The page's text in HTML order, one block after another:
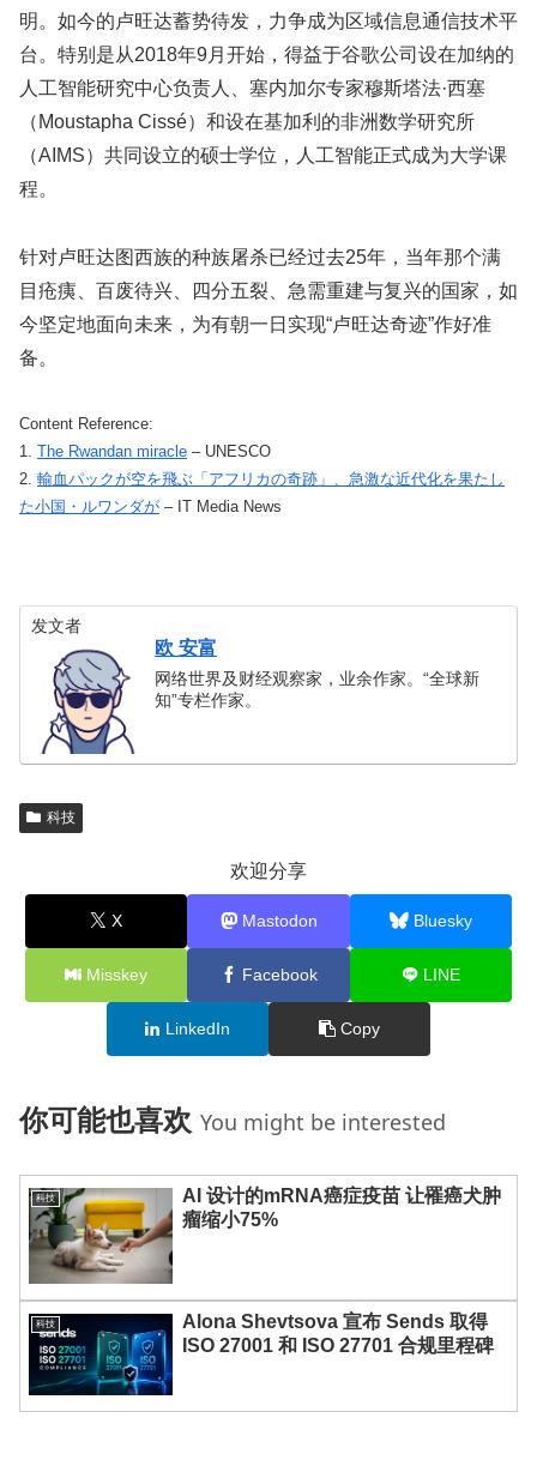
明。如今的卢旺达蓄势待发，力争成为区域信息通信技术平
台。特别是从2018年9月开始，得益于谷歌公司设在加纳的
人工智能研究中心负责人、塞内加尔专家穆斯塔法·西塞
（Moustapha Cissé）和设在基加利的非洲数学研究所
（AIMS）共同设立的硕士学位，人工智能正式成为大学课
程。
针对卢旺达图西族的种族屠杀已经过去25年，当年那个满
目疮痍、百废待兴、四分五裂、急需重建与复兴的国家，如
今坚定地面向未来，为有朝一日实现“卢旺达奇迹”作好准
备。
Content Reference:
1. The Rwandan miracle – UNESCO
2. 輸血パックが空を飛ぶ「アフリカの奇跡」、急激な近代化を果たし
た小国・ルワンダが – IT Media News
发文者
欧 安富
网络世界及财经观察家，业余作家。“全球新
知”专栏作家。
科技
欢迎分享
X Mastodon Bluesky
Misskey Facebook LINE
LinkedIn Copy
你可能也喜欢 You might be interested
科技
AI 设计的mRNA癌症疫苗 让罹癌犬肿
瘤缩小75%
科技
Alona Shevtsova 宣布 Sends 取得
ISO 27001 和 ISO 27701 合规里程碑